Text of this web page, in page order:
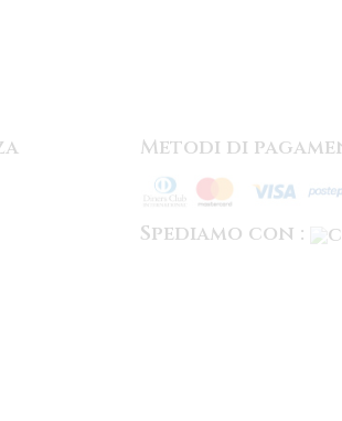
Metodi di
Spediamo con :